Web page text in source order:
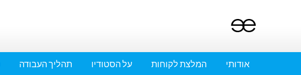
אודותי המלצת לקוחות על הסטודיו תהליך העבודה